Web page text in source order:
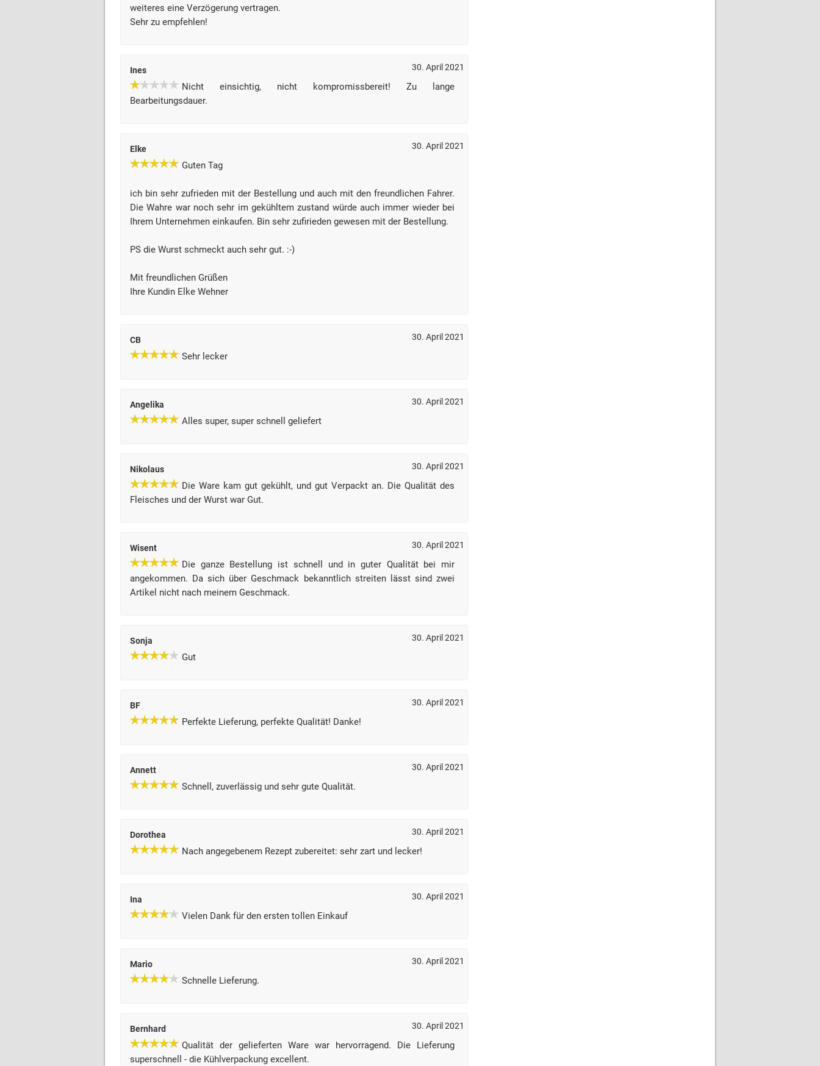
weiteres eine Verzögerung vertragen.
Sehr zu empfehlen!
Ines 30. April 2021
Nicht einsichtig, nicht kompromissbereit! Zu lange
Bearbeitungsdauer.
Elke 30. April 2021
Guten Tag
ich bin sehr zufrieden mit der Bestellung und auch mit den freundlichen Fahrer.
Die Wahre war noch sehr im gekühltem zustand würde auch immer wieder bei
Ihrem Unternehmen einkaufen. Bin sehr zufirieden gewesen mit der Bestellung.
PS die Wurst schmeckt auch sehr gut. :-)
Mit freundlichen Grüßen
Ihre Kundin Elke Wehner
CB 30. April 2021
Sehr lecker
Angelika 30. April 2021
Alles super, super schnell geliefert
Nikolaus 30. April 2021
Die Ware kam gut gekühlt, und gut Verpackt an. Die Qualität des
Fleisches und der Wurst war Gut.
Wisent 30. April 2021
Die ganze Bestellung ist schnell und in guter Qualität bei mir
angekommen. Da sich über Geschmack bekanntlich streiten lässt sind zwei
Artikel nicht nach meinem Geschmack.
Sonja 30. April 2021
Gut
BF 30. April 2021
Perfekte Lieferung, perfekte Qualität! Danke!
Annett 30. April 2021
Schnell, zuverlässig und sehr gute Qualität.
Dorothea 30. April 2021
Nach angegebenem Rezept zubereitet: sehr zart und lecker!
Ina 30. April 2021
Vielen Dank für den ersten tollen Einkauf
Mario 30. April 2021
Schnelle Lieferung.
Bernhard 30. April 2021
Qualität der gelieferten Ware war hervorragend. Die Lieferung
superschnell - die Kühlverpackung excellent.